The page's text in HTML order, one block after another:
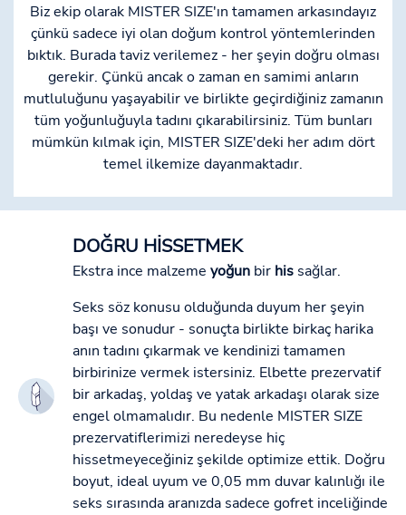
Biz ekip olarak MISTER SIZE'ın tamamen arkasındayız
çünkü sadece iyi olan doğum kontrol yöntemlerinden
bıktık. Burada taviz verilemez - her şeyin doğru olması
gerekir. Çünkü ancak o zaman en samimi anların
mutluluğunu yaşayabilir ve birlikte geçirdiğiniz zamanın
tüm yoğunluğuyla tadını çıkarabilirsiniz. Tüm bunları
mümkün kılmak için, MISTER SIZE'deki her adım dört
temel ilkemize dayanmaktadır.
DOĞRU HİSSETMEK
Ekstra ince malzeme yoğun bir his sağlar.
Seks söz konusu olduğunda duyum her şeyin
başı ve sonudur - sonuçta birlikte birkaç harika
anın tadını çıkarmak ve kendinizi tamamen
birbirinize vermek istersiniz. Elbette prezervatif
bir arkadaş, yoldaş ve yatak arkadaşı olarak size
engel olmamalıdır. Bu nedenle MISTER SIZE
prezervatiflerimizi neredeyse hiç
hissetmeyeceğiniz şekilde optimize ettik. Doğru
boyut, ideal uyum ve 0,05 mm duvar kalınlığı ile
seks sırasında aranızda sadece gofret inceliğinde